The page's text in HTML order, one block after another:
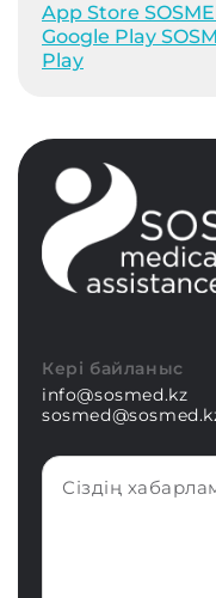
App Store
Google Play
Play
Кері байланыс
info@sosmed.kz